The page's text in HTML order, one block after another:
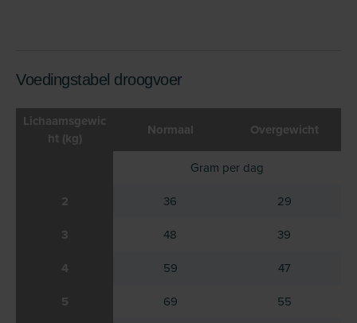
Voedingstabel droogvoer
Lichaamsgewic
ht (kg)
Normaal Overgewicht
Gram per dag
2 36 29
3 48 39
4 59 47
5 69 55